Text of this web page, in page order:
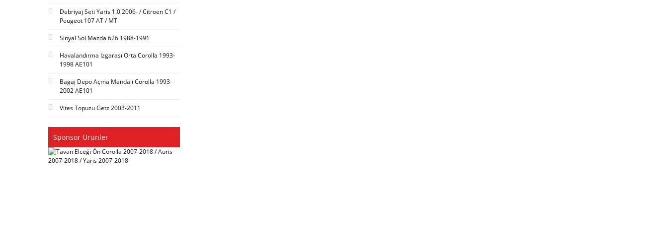
Debriyaj Seti Yaris 1.0 2006- / Citroen C1 /
Peugeot 107 AT / MT
Sinyal Sol Mazda 626 1988-1991
Havalandırma Izgarası Orta Corolla 1993-
1998 AE101
Bagaj Depo Açma Mandalı Corolla 1993-
2002 AE101
Vites Topuzu Getz 2003-2011
Sponsor Ürünler